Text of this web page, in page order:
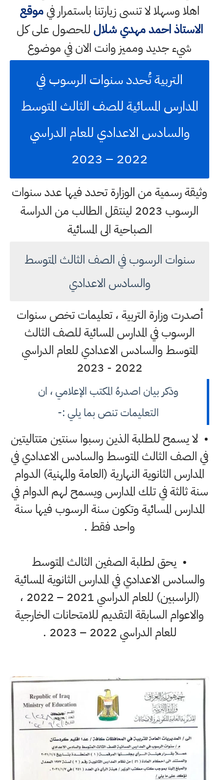
اهلا وسهلالا تنسى زيارتنا باستمرار فيموقع
الاستاذ احمد مهدي شلال للحصول على كل
شيء جديد ومميز وانت الان في موضوع
التربية تُحدد سنوات الرسوب في
المدارس المسائية للصف الثالث المتوسط
والسادس الاعدادي للعام الدراسي
2022 – 2023
وثيقة رسمية من الوزارة تحدد فيها عدد سنوات
الرسوب 2023 لينتقل الطالب من الدراسة
الصباحية الى المسائية
سنوات الرسوب في الصف الثالث المتوسط
والسادس الاعدادي
أصدرت وزارة التربية ، تعليمات تخص سنوات
الرسوب في المدارس المسائية للصف الثالث
المتوسط والسادس الاعدادي للعام الدراسي
2022 - 2023
وذكر بيان اصدرهُ المكتب الإعلامي ، ان
التعليمات تنص بما يلي :-
• لا يسمح للطلبة الذين رسبوا سنتين متتاليتين
في الصف الثالث المتوسط والسادس الاعدادي في
المدارس الثانوية النهارية (العامة والمهنية) الدوام
سنة ثالثة في تلك المدارس ويسمح لهم الدوام في
المدارس المسائية وتكون سنة الرسوب فيها سنة
واحد فقط .
• يحق لطلبة الصفين الثالث المتوسط
والسادس الاعدادي في المدارس الثانوية المسائية
(الراسبين) للعام الدراسي 2021 – 2022 ،
والاعوام السابقة التقديم للامتحانات الخارجية
للعام الدراسي 2022 – 2023 .